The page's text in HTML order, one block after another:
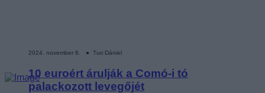
2024. november 6. ● Turi Dániel
10 euroért árulják a Comó-i tó
palackozott levegőjét